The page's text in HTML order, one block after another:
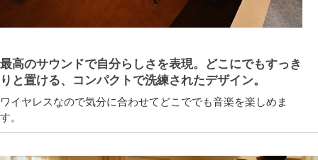
最高のサウンドで自分らしさを表現。どこにでもすっき
りと置ける、コンパクトで洗練されたデザイン。
ワイヤレスなので気分に合わせてどこででも音楽を楽しめま
す。